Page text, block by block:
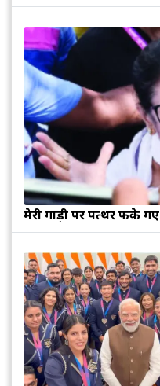
मेरी गाड़ी पर पत्थर फेंके गए